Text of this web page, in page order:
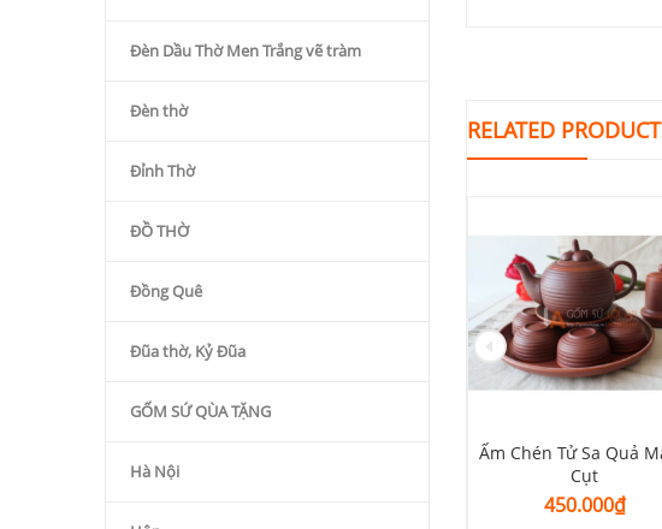
Đèn Dầu Thờ Men Trắng vẽ tràm
Đèn thờ
Đỉnh Thờ
ĐỒ THỜ
Đồng Quê
Đũa thờ, Kỷ Đũa
GỐM SỨ QÙA TẶNG
Hà Nội
RELATED
Ấm Chén Tử Sa Quả
Cụt
450.000₫